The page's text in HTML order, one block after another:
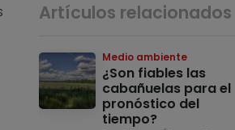
Artículos relacionados
Medio ambiente
¿Son fiables las
cabañuelas para el
pronóstico del
tiempo?